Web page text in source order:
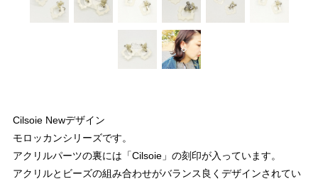
Cilsoie Newデザイン
モロッカンシリーズです。
アクリルパーツの裏には「Cilsoie」の刻印が入っています。
アクリルとビーズの組み合わせがバランス良くデザインされてい